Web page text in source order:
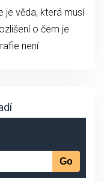
je věda, která musí
o čem je
není